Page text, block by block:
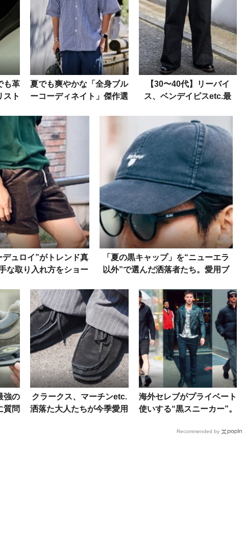
も革
スト
夏でも爽やかな「全身ブル
ーコーディネイト」傑作選
【30〜40代】リーバイ
ス、ベンデイビスetc.最
5選をスナップで！
デュロイ”がトレンド真
な取り入れ方をショー
「夏の黒キャップ」を“ニューエラ
以外”で選んだ洒落者たち。愛用ブ
強の
質問
クラークス、マーチンetc.
洒落た大人たちが今季愛用
海外セレブがプライベート
使いする“黒スニーカー”。
ッチ！
Recommended by